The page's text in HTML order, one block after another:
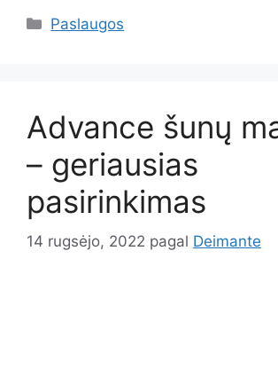
Kategorijos
Paslaugos
Advance šunų
– geriausias
pasirinkimas
14 rugsėjo, 2022 pagal Deimante